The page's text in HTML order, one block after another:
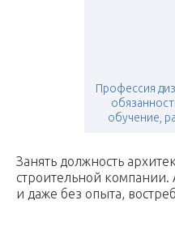
Профессия
обучение,
Занять должность
строительной компании.
и даже без опыта,